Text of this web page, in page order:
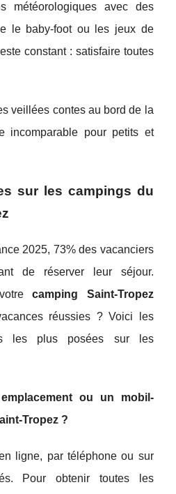
météorologiques avec des
le baby-foot ou les jeux de
constant : satisfaire toutes
veillées contes au bord de la
incomparable pour petits et
sur les campings du
2025, 73% des vacanciers
de réserver leur séjour.
votrecamping Saint-Tropez
réussies ? Voici les
les plus posées sur les
ou un mobil-
Tropez ?
ligne, par téléphone ou sur
Pour obtenir toutes les